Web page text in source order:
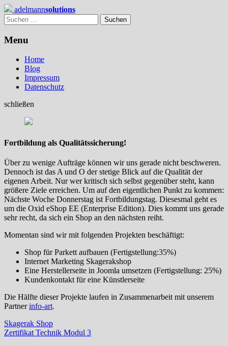
Skip
to
content
adelmannsolutions
Suchen
nach:
Menu
Home
Blog
Impressum
Datenschutz
schließen
Fortbildung als Qualitätssicherung!
Über zu wenige Aufträge können wir uns gerade nicht beschweren.
Dennoch ist das A und O der stetige Blick auf die Qualität der
eigenen Arbeit. Nur wer kritisch sich selbst gegenüber steht, kann
größere Ziele erreichen. Um auf den eigentlichen Punkt zu kommen:
Nächste Woche Donnerstag ist Fortbildungstag. Diesesmal geht es
um die Oxid eShop EE (Enterprise Edition). Dies kommt uns gerade
sehr recht, da sich ein Shop an den nächsten reiht.
Momentan sind wir mit folgenden Projekten beschäftigt:
Shop für Parkett aufbauen (Fertigstellung:35%)
Internet Marketing Skagerakshop
Eine Herstellerseite in Joomla umsetzen (Fertigstellung: 25%)
Kundenkontakt für eine Künstlerseite
Die Hälfte dieser Projekte laufen in Zusammenarbeit mit unserem
Partnerinfo-art.
Beitragsnavigation
Skagerak Shop
Zertifikat Technik Modul 3